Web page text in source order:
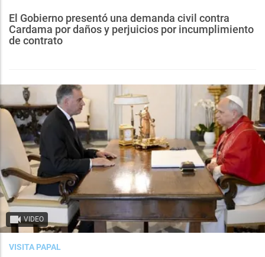
El Gobierno presentó una demanda civil contra
Cardama por daños y perjuicios por incumplimiento
de contrato
VIDEO
VISITA PAPAL